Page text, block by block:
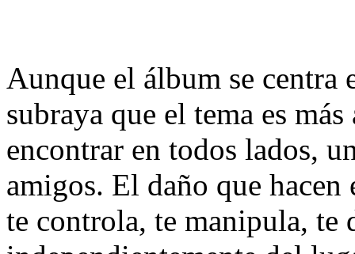
Aunque el álbum se centra
subraya que el tema es
encontrar en todos lados,
amigos. El daño que
te controla, te manipula, te